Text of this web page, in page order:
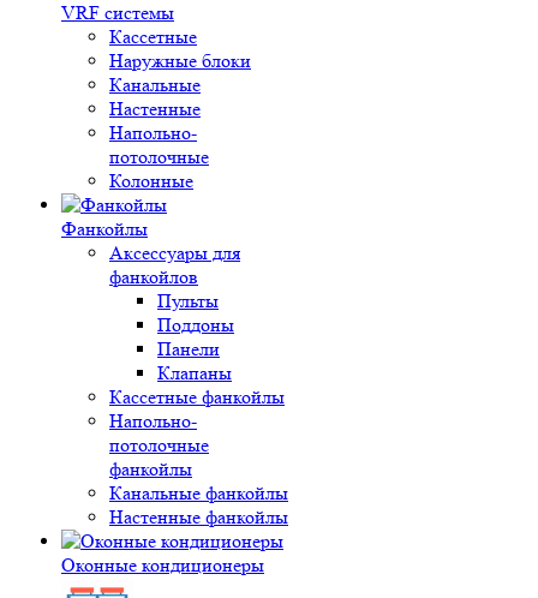
VRF системы
Кассетные
Наружные блоки
Канальные
Настенные
Напольно-
потолочные
Колонные
Фанкойлы
Аксессуары для
фанкойлов
Пульты
Поддоны
Панели
Клапаны
Кассетные фанкойлы
Напольно-
потолочные
фанкойлы
Канальные фанкойлы
Настенные фанкойлы
Оконные кондиционеры